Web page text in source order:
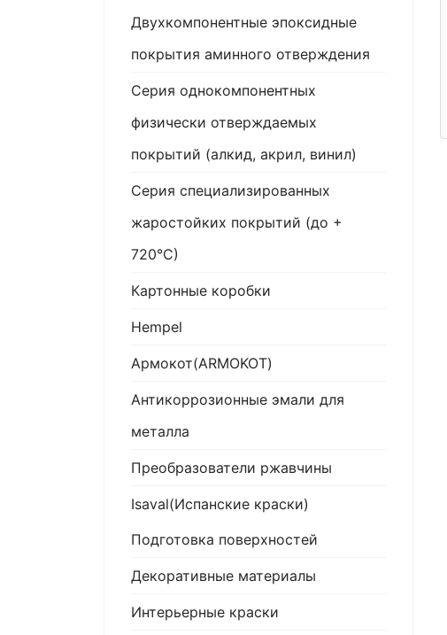
Двухкомпонентные эпоксидные
покрытия аминного отверждения
Серия однокомпонентных
физически отверждаемых
покрытий (алкид, акрил, винил)
Серия специализированных
жаростойких покрытий (до +
720°С)
Картонные коробки
Hempel
Армокот(ARMOKOT)
Антикоррозионные эмали для
металла
Преобразователи ржавчины
Isaval(Испанские краски)
Подготовка поверхностей
Декоративные материалы
Интерьерные краски